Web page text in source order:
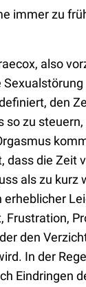
immer zu
also
den
so zu
dass die Zeit
als zu kurz
erheblicher
Frustration,
den
In der
Eindringen